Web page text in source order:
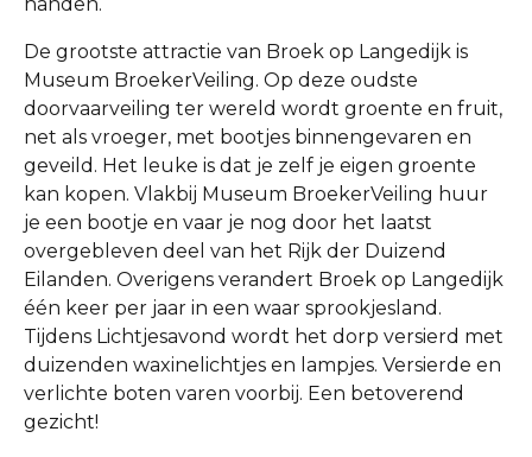
De grootste attractie van Broek op Langedijk is
Museum BroekerVeiling. Op deze oudste
doorvaarveiling ter wereld wordt groente en fruit,
net als vroeger, met bootjes binnengevaren en
geveild. Het leuke is dat je zelf je eigen groente
kan kopen. Vlakbij Museum BroekerVeiling huur
je een bootje en vaar je nog door het laatst
overgebleven deel van het Rijk der Duizend
Eilanden. Overigens verandert Broek op Langedijk
één keer per jaar in een waar sprookjesland.
Tijdens Lichtjesavond wordt het dorp versierd met
duizenden waxinelichtjes en lampjes. Versierde en
verlichte boten varen voorbij. Een betoverend
gezicht!